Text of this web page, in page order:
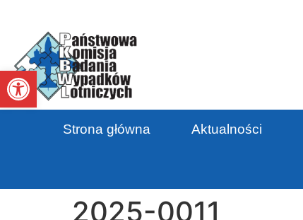
Otwórz pasek narzędzi
Strona główna Aktualności
2025-0011